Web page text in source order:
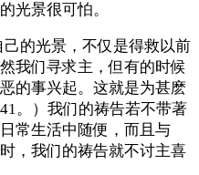
光景很可怕。
的光景，不仅是得救以前
我们寻求主，但有的时候
的事兴起。这就是为甚麽
。）我们的祷告若不带著
常生活中随便，而且与
，我们的祷告就不讨主喜